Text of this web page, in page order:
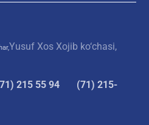
Yusuf Xos Xojib ko‘chasi,
71) 215 55 94
(71) 215-